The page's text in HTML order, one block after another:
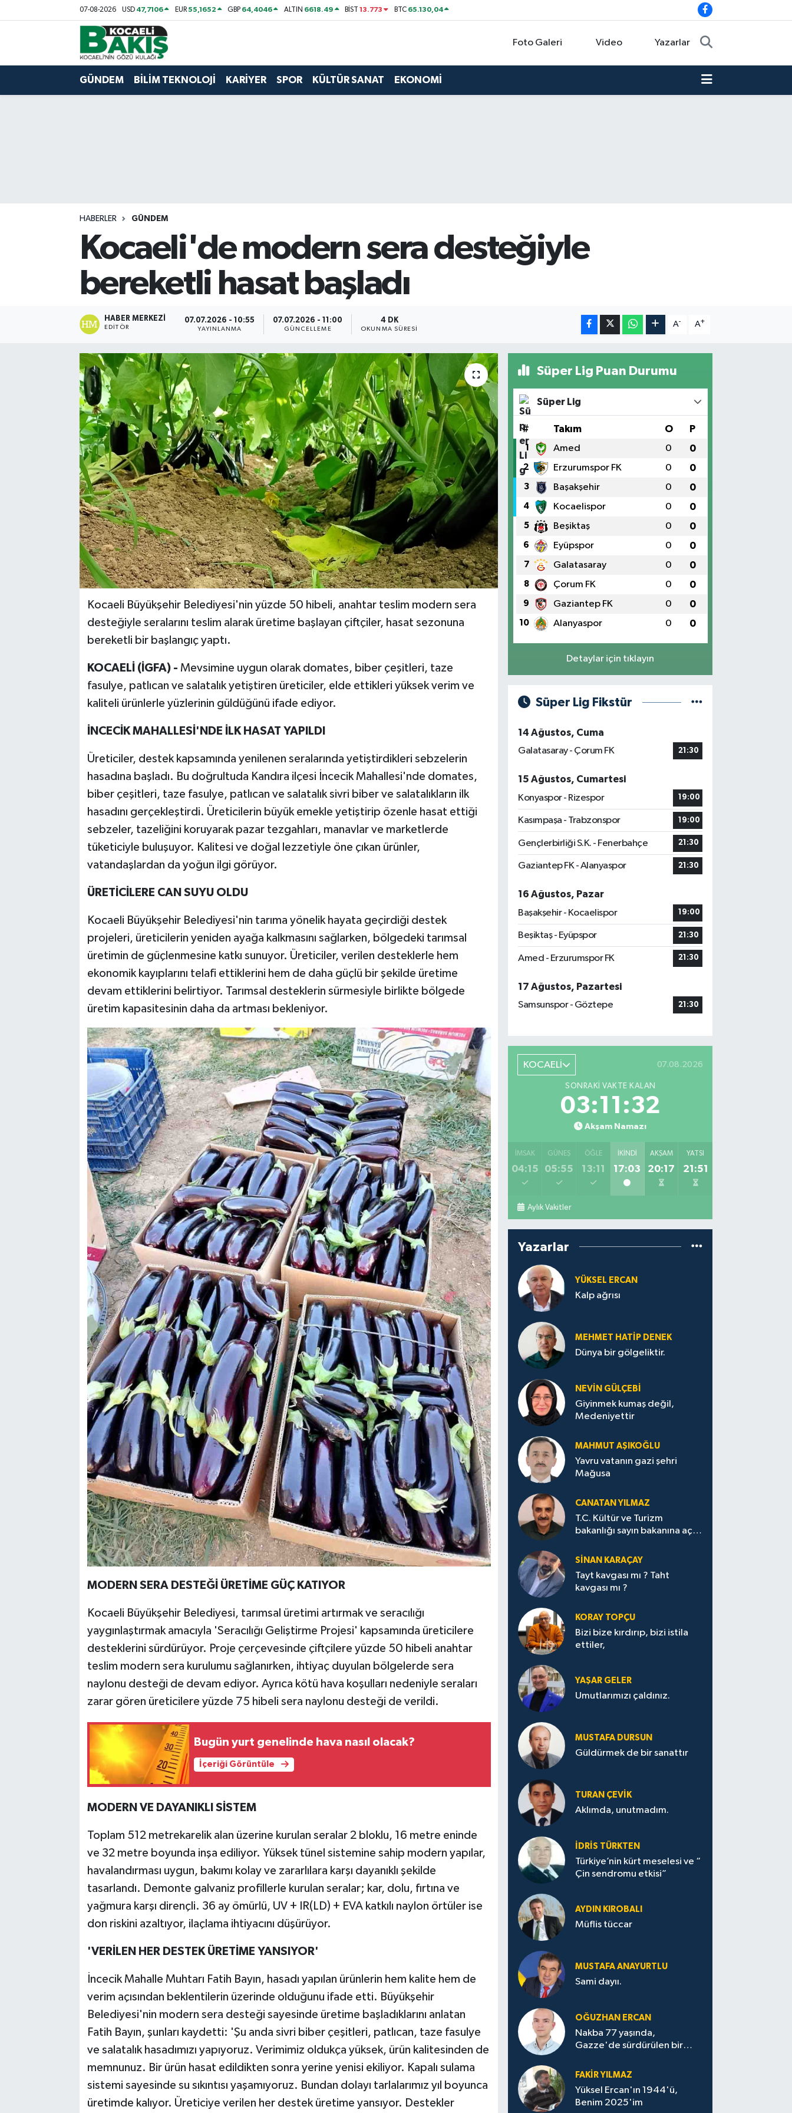
07-08-2026 USD 47,7106 EUR55,1652 GBP 64,4046 ALTIN 6618.49 BİST13.773 BTC 65.130,04
Foto Galeri Video Yazarlar
GÜNDEM BİLİM TEKNOLOJİ KARİYER SPOR KÜLTÜR SANAT EKONOMİ
HABERLER GÜNDEM
Kocaeli'de modern sera desteğiyle
bereketli hasat başladı
HABER MERKEZI
EDITÖR
07.07.2026 - 10:55
YAYINLANMA
07.07.2026 - 11:00
GÜNCELLEME
4 DK
OKUNMA SÜRESI
A- A+
Kocaeli Büyükşehir Belediyesi'nin yüzde 50 hibeli, anahtar teslim modern sera
desteğiyle seralarını teslim alarak üretime başlayan çiftçiler, hasat sezonuna
bereketli bir başlangıç yaptı.
KOCAELİ (İGFA) - Mevsimine uygun olarak domates, biber çeşitleri, taze
fasulye, patlıcan ve salatalık yetiştiren üreticiler, elde ettikleri yüksek verim ve
kaliteli ürünlerle yüzlerinin güldüğünü ifade ediyor.
İNCECİK MAHALLESİ'NDE İLK HASAT YAPILDI
Üreticiler, destek kapsamında yenilenen seralarında yetiştirdikleri sebzelerin
hasadına başladı. Bu doğrultuda Kandıra ilçesi İncecik Mahallesi'nde domates,
biber çeşitleri, taze fasulye, patlıcan ve salatalık sivri biber ve salatalıkların ilk
hasadını gerçekleştirdi. Üreticilerin büyük emekle yetiştirip özenle hasat ettiği
sebzeler, tazeliğini koruyarak pazar tezgahları, manavlar ve marketlerde
tüketiciyle buluşuyor. Kalitesi ve doğal lezzetiyle öne çıkan ürünler,
vatandaşlardan da yoğun ilgi görüyor.
ÜRETİCİLERE CAN SUYU OLDU
Kocaeli Büyükşehir Belediyesi'nin tarıma yönelik hayata geçirdiği destek
projeleri, üreticilerin yeniden ayağa kalkmasını sağlarken, bölgedeki tarımsal
üretimin de güçlenmesine katkı sunuyor. Üreticiler, verilen desteklerle hem
ekonomik kayıplarını telafi ettiklerini hem de daha güçlü bir şekilde üretime
devam ettiklerini belirtiyor. Tarımsal desteklerin sürmesiyle birlikte bölgede
üretim kapasitesinin daha da artması bekleniyor.
MODERN SERA DESTEĞİ ÜRETİME GÜÇ KATIYOR
Kocaeli Büyükşehir Belediyesi, tarımsal üretimi artırmak ve seracılığı
yaygınlaştırmak amacıyla 'Seracılığı Geliştirme Projesi' kapsamında üreticilere
desteklerini sürdürüyor. Proje çerçevesinde çiftçilere yüzde 50 hibeli anahtar
teslim modern sera kurulumu sağlanırken, ihtiyaç duyulan bölgelerde sera
naylonu desteği de devam ediyor. Ayrıca kötü hava koşulları nedeniyle seraları
zarar gören üreticilere yüzde 75 hibeli sera naylonu desteği de verildi.
Bugün yurt genelinde hava nasıl olacak?
İçeriği Görüntüle
MODERN VE DAYANIKLI SİSTEM
Toplam 512 metrekarelik alan üzerine kurulan seralar 2 bloklu, 16 metre eninde
ve 32 metre boyunda inşa ediliyor. Yüksek tünel sistemine sahip modern yapılar,
havalandırması uygun, bakımı kolay ve zararlılara karşı dayanıklı şekilde
tasarlandı. Demonte galvaniz profillerle kurulan seralar; kar, dolu, fırtına ve
yağmura karşı dirençli. 36 ay ömürlü, UV + IR(LD) + EVA katkılı naylon örtüler ise
don riskini azaltıyor, ilaçlama ihtiyacını düşürüyor.
'VERİLEN HER DESTEK ÜRETİME YANSIYOR'
İncecik Mahalle Muhtarı Fatih Bayın, hasadı yapılan ürünlerin hem kalite hem de
verim açısından beklentilerin üzerinde olduğunu ifade etti. Büyükşehir
Belediyesi'nin modern sera desteği sayesinde üretime başladıklarını anlatan
Fatih Bayın, şunları kaydetti: 'Şu anda sivri biber çeşitleri, patlıcan, taze fasulye
ve salatalık hasadımızı yapıyoruz. Verimimiz oldukça yüksek, ürün kalitesinden de
memnunuz. Bir ürün hasat edildikten sonra yerine yenisi ekiliyor. Kapalı sulama
sistemi sayesinde su sıkıntısı yaşamıyoruz. Bundan dolayı tarlalarımız yıl boyunca
üretimde kalıyor. Üreticiye verilen her destek üretime yansıyor. Destekler
Süper Lig Puan Durumu
Süper Lig
# Takım O P
1 Amed 0 0
2 Erzurumspor FK 0 0
3 Başakşehir 0 0
4 Kocaelispor 0 0
5 Beşiktaş 0 0
6 Eyüpspor 0 0
7 Galatasaray 0 0
8 Çorum FK 0 0
9 Gaziantep FK 0 0
10 Alanyaspor 0 0
Detaylar için tıklayın
Süper Lig Fikstür
14 Ağustos, Cuma
Galatasaray - Çorum FK
21:30
15 Ağustos, Cumartesi
Konyaspor - Rizespor
19:00
Kasımpaşa - Trabzonspor 19:00
Gençlerbirliği S.K. - Fenerbahçe 21:30
Gaziantep FK - Alanyaspor 21:30
16 Ağustos, Pazar
Başakşehir - Kocaelispor
19:00
Beşiktaş - Eyüpspor 21:30
Amed - Erzurumspor FK 21:30
17 Ağustos, Pazartesi
Samsunspor - Göztepe
21:30
KOCAELİ 07.08.2026
SONRAKI VAKTE KALAN
03:11:31
Akşam Namazı
İMSAK
04:15
GÜNEŞ
05:55
ÖĞLE
13:11
İKINDI
17:03
AKŞAM
20:17
YATSI
21:51
Aylık Vakitler
Yazarlar
YÜKSEL ERCAN
Kalp ağrısı
MEHMET HATİP DENEK
Dünya bir gölgeliktir.
NEVİN GÜLÇEBİ
Giyinmek kumaş değil,
Medeniyettir
MAHMUT AŞIKOĞLU
Yavru vatanın gazi şehri
Mağusa
CANATAN YILMAZ
T.C. Kültür ve Turizm
bakanlığı sayın bakanına açık
SİNAN KARAÇAY
Tayt kavgası mı ? Taht
kavgası mı ?
KORAY TOPÇU
Bizi bize kırdırıp, bizi istila
ettiler,
YAŞAR GELER
Umutlarımızı çaldınız.
MUSTAFA DURSUN
Güldürmek de bir sanattır
TURAN ÇEVİK
Aklımda, unutmadım.
İDRİS TÜRKTEN
Türkiye’nin kürt meselesi ve “
Çin sendromu etkisi”
AYDIN KIROBALI
Müflis tüccar
MUSTAFA ANAYURTLU
Sami dayıı.
OĞUZHAN ERCAN
Nakba 77 yaşında,
Gazze'de sürdürülen bir
FAKİR YILMAZ
Yüksel Ercan'ın 1944'ü,
Benim 2025'im
Kocaeli Nöbetçi Eczaneler
Kocaeli Hava Durumu